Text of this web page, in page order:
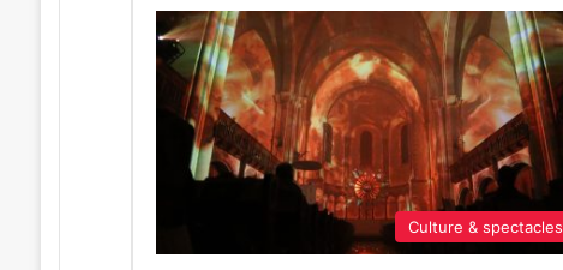
Culture & spectacles